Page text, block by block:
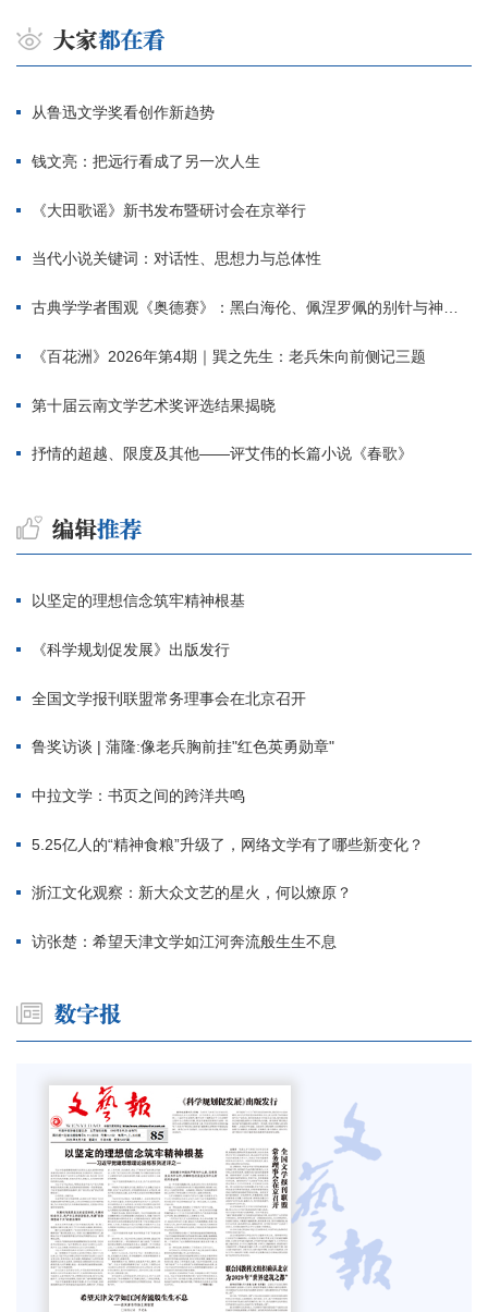
从鲁迅文学奖看创作新趋势
钱文亮：把远行看成了另一次人生
《大田歌谣》新书发布暨研讨会在京举行
当代小说关键词：对话性、思想力与总体性
古典学学者围观《奥德赛》：黑白海伦、佩涅罗佩的别针与神秘入侵者
《百花洲》2026年第4期｜巽之先生：老兵朱向前侧记三题
第十届云南文学艺术奖评选结果揭晓
抒情的超越、限度及其他——评艾伟的长篇小说《春歌》
以坚定的理想信念筑牢精神根基
《科学规划促发展》出版发行
全国文学报刊联盟常务理事会在北京召开
鲁奖访谈 | 蒲隆:像老兵胸前挂"红色英勇勋章"
中拉文学：书页之间的跨洋共鸣
5.25亿人的“精神食粮”升级了，网络文学有了哪些新变化？
浙江文化观察：新大众文艺的星火，何以燎原？
访张楚：希望天津文学如江河奔流般生生不息